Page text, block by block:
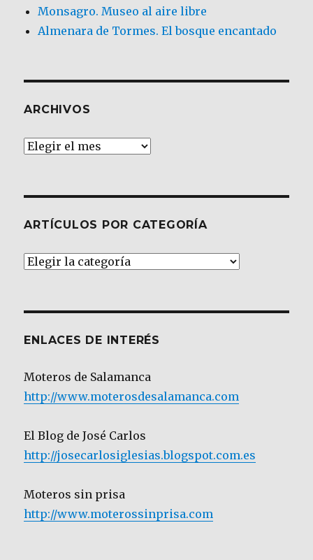
Monsagro. Museo al aire libre
Almenara de Tormes. El bosque encantado
ARCHIVOS
Archivos
ARTÍCULOS POR CATEGORÍA
Artículos
ENLACES DE INTERÉS
Moteros de Salamanca
http://www.moterosdesalamanca.com
El Blog de José Carlos
http://josecarlosiglesias.blogspot.com.es
Moteros sin prisa
http://www.moterossinprisa.com